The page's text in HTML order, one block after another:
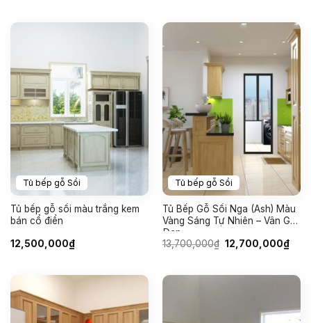
Tủ bếp gỗ Sồi
Tủ bếp gỗ sồi màu trắng kem
bán cổ điển
12,500,000₫
Tủ bếp gỗ Sồi
Tủ Bếp Gỗ Sồi Nga (Ash) Màu
Vàng Sáng Tự Nhiên – Vân Gỗ
Đẹp
13,700,000₫ Giá
gốc
12,700,000₫Giá
hiện